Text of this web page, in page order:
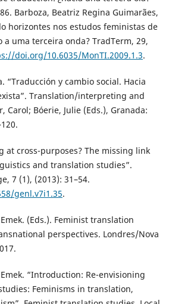
Barboza, Beatriz Regina Guimarães,
horizontes nos estudos feministas de
a uma terceira onda? TradTerm, 29,
doi.org/10.6035/MonTI.2009.1.3.
“Traducción y cambio social. Hacia
Translation/interpreting and
Carol; Bóerie, Julie (Eds.), Granada:
at cross-purposes? The missing link
and translation studies”.
7 (1), (2013): 31–54.
genl.v7i1.35.
(Eds.). Feminist translation
perspectives. Londres/Nova
“Introduction: Re-envisioning
Feminisms in translation,